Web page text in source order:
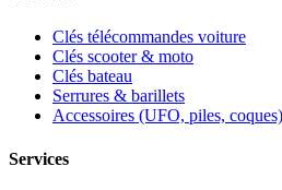
Clés télécommandes voiture
Clés scooter & moto
Clés bateau
Serrures & barillets
Accessoires (UFO, piles, coques)
Services